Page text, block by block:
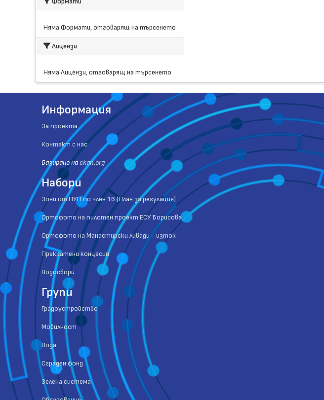
Няма Формати, отговарящ на търсенето
Лицензи
Няма Лицензи, отговарящ на търсенето
Информация
За проекта
Контакт с нас
Базиранo на ckan.org
Набори
Зони от ПУП по член 16 (План за регулация)
Ортофото на пилотен проект ЕСУ Борисова
Ортофото на Манастирски ливади - изток
Прекратени концесии
Водосбори
Групи
Градоустройство
Мобилност
Вода
Сграден фонд
Зелена система